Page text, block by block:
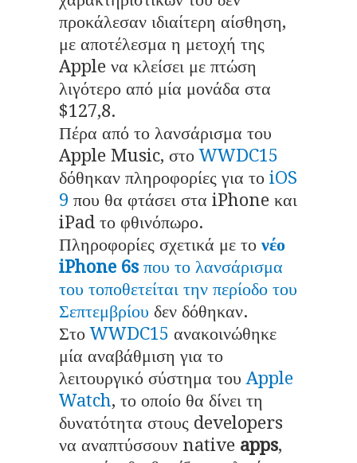
προκάλεσαν ιδιαίτερη αίσθηση,
με αποτέλεσμα η μετοχή της
Apple να κλείσει με πτώση
λιγότερο από μία μονάδα στα
$127,8.
Πέρα από το λανσάρισμα του
Apple Music, στοWWDC15
δόθηκαν πληροφορίες για το iOS
9 που θα φτάσει στα iPhone και
iPad το φθινόπωρο.
Πληροφορίες σχετικά με το νέο
iPhone 6s που το λανσάρισμα
του τοποθετείται την περίοδο του
Σεπτεμβρίου δεν δόθηκαν.
ΣτοWWDC15 ανακοινώθηκε
μία αναβάθμιση για το
λειτουργικό σύστημα τουApple
Watch, το οποίο θα δίνει τη
δυνατότητα στους developers
να αναπτύσσουν native apps,